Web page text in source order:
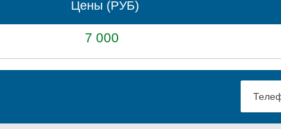
Цены (РУБ)
7 000